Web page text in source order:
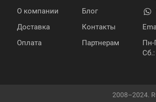
О компании
Доставка
Оплата
Блог
Контакты
Партнерам
Пн-
2008–2024.